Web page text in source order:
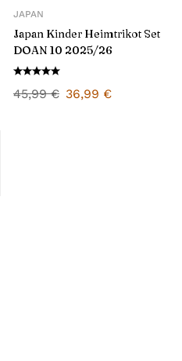
JAPAN
Japan Kinder Heimtrikot Set
DOAN 10 2025/26
45,99€ 36,99 €